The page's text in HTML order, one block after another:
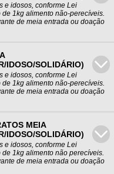
e idosos, conforme Lei
1kg alimento não-perecíveis.
de meia entrada ou doação
IDOSO/SOLIDÁRIO)
e idosos, conforme Lei
1kg alimento não-perecíveis.
de meia entrada ou doação
MEIA
IDOSO/SOLIDÁRIO)
e idosos, conforme Lei
1kg alimento não perecíveis.
de meia entrada ou doação